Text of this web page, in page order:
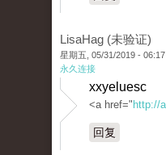
LisaHag (未验证)
星期五, 05/31/2019 - 06:17
永久连接
xxyeluesc
<a href=" http://
回复